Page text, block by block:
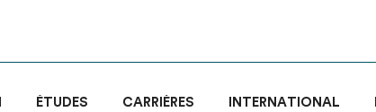
ÉTUDES CARRIÈRES INTERNATIONAL